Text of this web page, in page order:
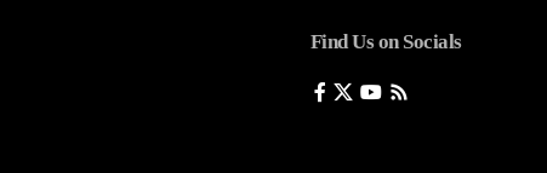
Find Us on Socials